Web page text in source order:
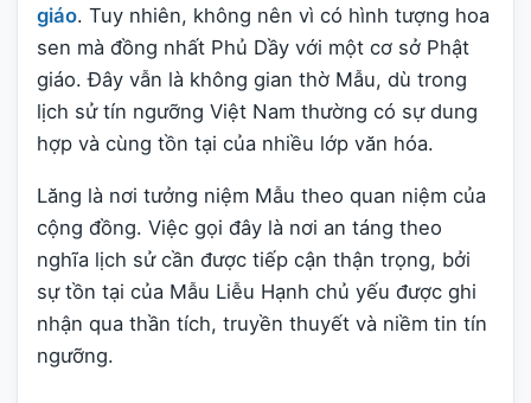
giáo. Tuy nhiên, không nên vì có hình tượng hoa
sen mà đồng nhất Phủ Dầy với một cơ sở Phật
giáo. Đây vẫn là không gian thờ Mẫu, dù trong
lịch sử tín ngưỡng Việt Nam thường có sự dung
hợp và cùng tồn tại của nhiều lớp văn hóa.
Lăng là nơi tưởng niệm Mẫu theo quan niệm của
cộng đồng. Việc gọi đây là nơi an táng theo
nghĩa lịch sử cần được tiếp cận thận trọng, bởi
sự tồn tại của Mẫu Liễu Hạnh chủ yếu được ghi
nhận qua thần tích, truyền thuyết và niềm tin tín
ngưỡng.